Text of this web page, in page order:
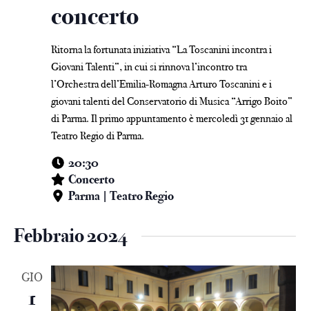
concerto
Ritorna la fortunata iniziativa “La Toscanini incontra i
Giovani Talenti”, in cui si rinnova l’incontro tra
l’Orchestra dell’Emilia-Romagna Arturo Toscanini e i
giovani talenti del Conservatorio di Musica “Arrigo Boito”
di Parma. Il primo appuntamento è mercoledì 31 gennaio al
Teatro Regio di Parma.
20:30
Concerto
Parma | Teatro Regio
Febbraio 2024
GIO
1